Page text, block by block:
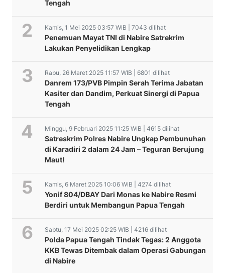
Tengah
Kamis, 1 Mei 2025 03:57 WIB | 7043 dilihat
Penemuan Mayat TNI di Nabire Satrekrim
Lakukan Penyelidikan Lengkap
Rabu, 26 Maret 2025 11:57 WIB | 6801 dilihat
Danrem 173/PVB Pimpin Serah Terima Jabatan
Kasiter dan Dandim, Perkuat Sinergi di Papua
Tengah
Minggu, 9 Februari 2025 11:25 WIB | 4615 dilihat
Satreskrim Polres Nabire Ungkap Pembunuhan
di Karadiri 2 dalam 24 Jam – Teguran Berujung
Maut!
Kamis, 6 Maret 2025 10:06 WIB | 4274 dilihat
Yonif 804/DBAY Dari Monas ke Nabire Resmi
Berdiri untuk Membangun Papua Tengah
Sabtu, 17 Mei 2025 02:25 WIB | 4216 dilihat
Polda Papua Tengah Tindak Tegas: 2 Anggota
KKB Tewas Ditembak dalam Operasi Gabungan
di Nabire